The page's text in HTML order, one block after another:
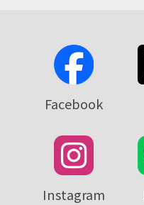
Facebook
Instagram